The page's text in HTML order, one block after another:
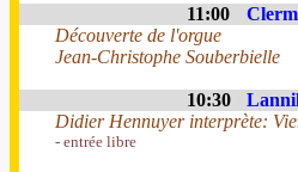
11:00
Découverte de l'orgue
Jean-Christophe Souberbielle
10:30
Didier Hennuyer interprète:
- entrée libre